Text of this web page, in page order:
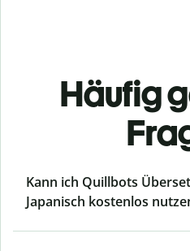
Häufig
Kann ich Quillbots
Japanisch kostenlos